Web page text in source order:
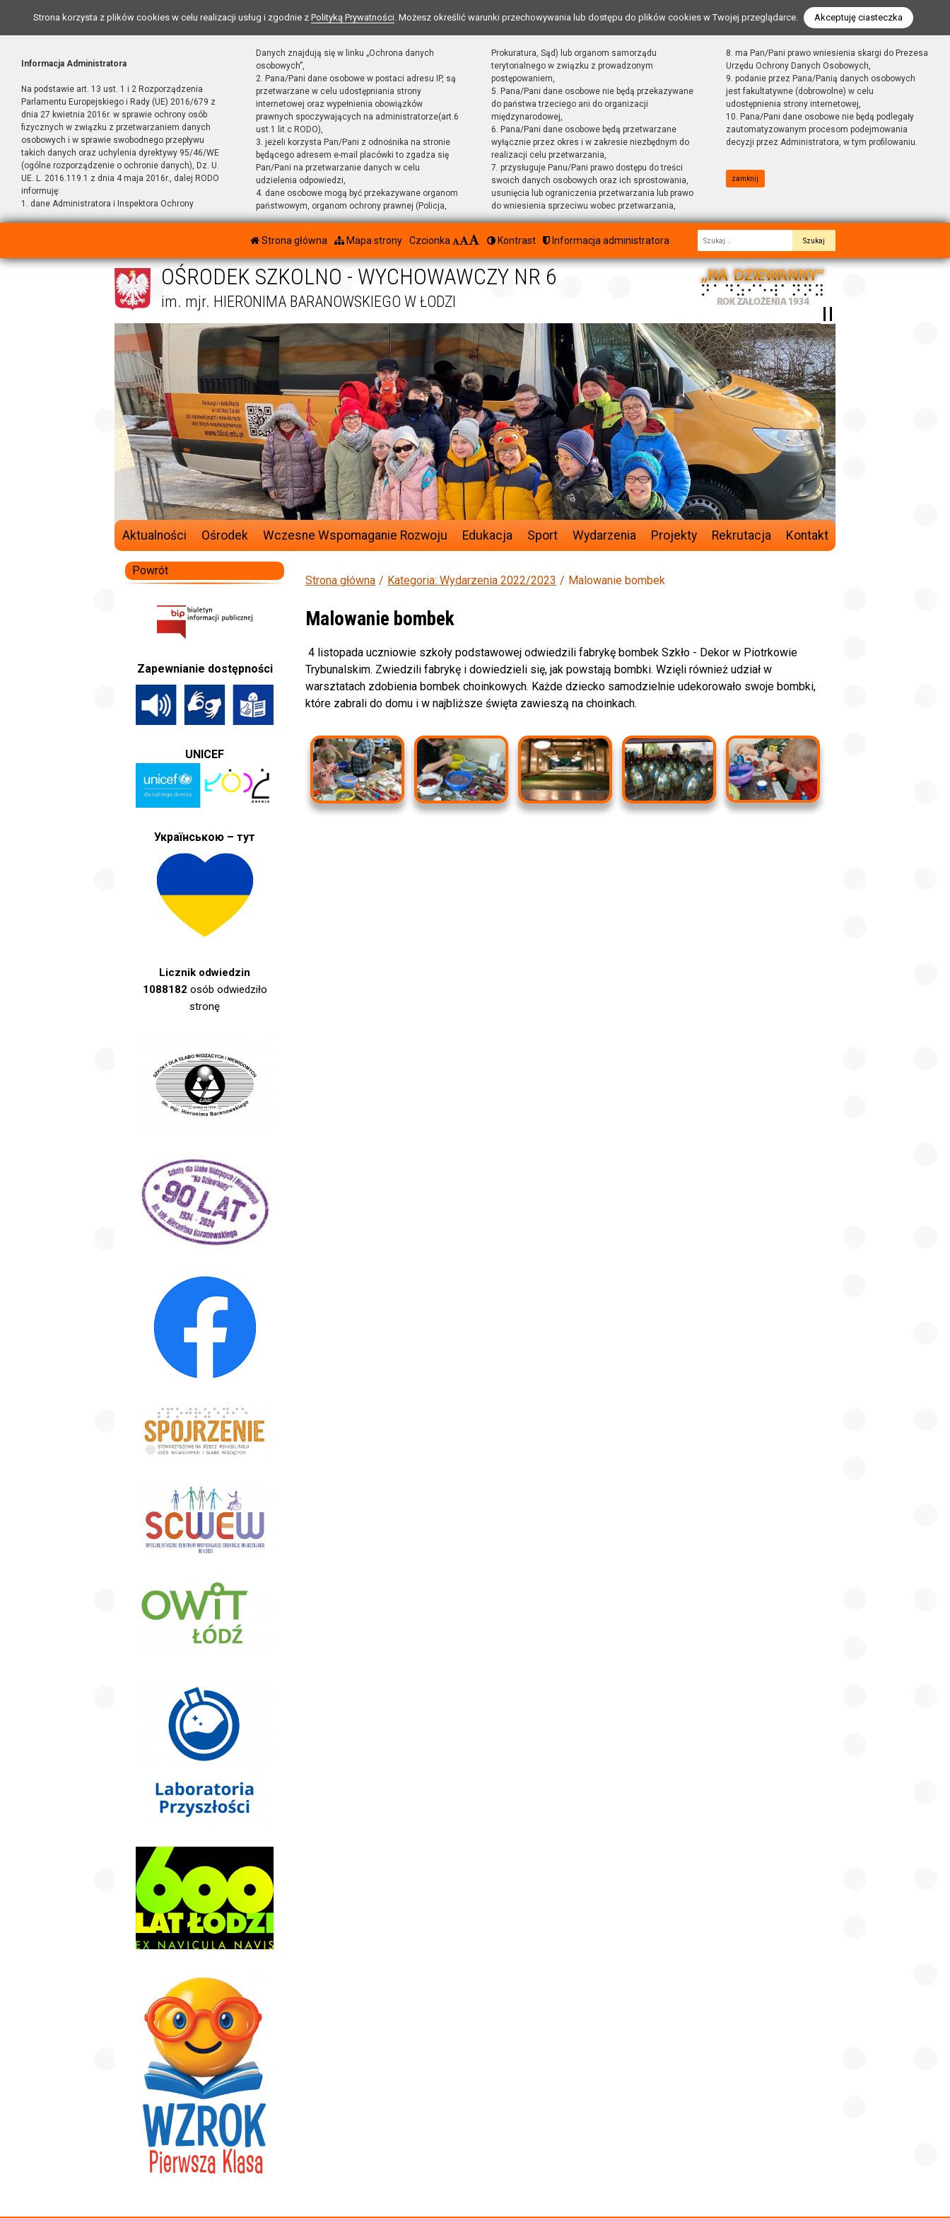
Strona korzysta z plików cookies w celu realizacji usług i zgodnie z Polityką Prywatności. Możesz określić warunki przechowywania lub dostępu do plików cookies w Twojej przeglądarce. Akceptuję ciasteczka
Informacja Administratora
Na podstawie art. 13 ust. 1 i 2 Rozporządzenia
Parlamentu Europejskiego i Rady (UE) 2016/679 z
dnia 27 kwietnia 2016r. w sprawie ochrony osób
fizycznych w związku z przetwarzaniem danych
osobowych i w sprawie swobodnego przepływu
takich danych oraz uchylenia dyrektywy 95/46/WE
(ogólne rozporządzenie o ochronie danych), Dz. U.
UE. L. 2016.119.1 z dnia 4 maja 2016r., dalej RODO
informuję:
1. dane Administratora i Inspektora Ochrony
Danych znajdują się w linku „Ochrona danych
osobowych”,
2. Pana/Pani dane osobowe w postaci adresu IP, są
przetwarzane w celu udostępniania strony
internetowej oraz wypełnienia obowiązków
prawnych spoczywających na administratorze(art.6
ust.1 lit.c RODO),
3. jeżeli korzysta Pan/Pani z odnośnika na stronie
będącego adresem e-mail placówki to zgadza się
Pan/Pani na przetwarzanie danych w celu
udzielenia odpowiedzi,
4. dane osobowe mogą być przekazywane organom
państwowym, organom ochrony prawnej (Policja,
Prokuratura, Sąd) lub organom samorządu
terytorialnego w związku z prowadzonym
postępowaniem,
5. Pana/Pani dane osobowe nie będą przekazywane
do państwa trzeciego ani do organizacji
międzynarodowej,
6. Pana/Pani dane osobowe będą przetwarzane
wyłącznie przez okres i w zakresie niezbędnym do
realizacji celu przetwarzania,
7. przysługuje Panu/Pani prawo dostępu do treści
swoich danych osobowych oraz ich sprostowania,
usunięcia lub ograniczenia przetwarzania lub prawo
do wniesienia sprzeciwu wobec przetwarzania,
8. ma Pan/Pani prawo wniesienia skargi do Prezesa
Urzędu Ochrony Danych Osobowych,
9. podanie przez Pana/Panią danych osobowych
jest fakultatywne (dobrowolne) w celu
udostępnienia strony internetowej,
10. Pana/Pani dane osobowe nie będą podlegały
zautomatyzowanym procesom podejmowania
decyzji przez Administratora, w tym profilowaniu.
zamknij
Strona główna Mapa strony Czcionka Kontrast Informacja administratora
Fraza
OŚRODEK SZKOLNO - WYCHOWAWCZY NR 6
im. mjr. HIERONIMA BARANOWSKIEGO W ŁODZI
Aktualności Ośrodek Wczesne Wspomaganie Rozwoju Edukacja Sport Wydarzenia Projekty Rekrutacja Kontakt
Strona główna Kategoria: Wydarzenia 2022/2023 Malowanie bombek
Malowanie bombek
4 listopada uczniowie szkoły podstawowej odwiedzili fabrykę bombek Szkło - Dekor w Piotrkowie
Trybunalskim. Zwiedzili fabrykę i dowiedzieli się, jak powstają bombki. Wzięli również udział w
warsztatach zdobienia bombek choinkowych. Każde dziecko samodzielnie udekorowało swoje bombki,
które zabrali do domu i w najbliższe święta zawieszą na choinkach.
Powrót
Zapewnianie dostępności
UNICEF
Українською – тут
Licznik odwiedzin
1088182 osób odwiedziło
stronę